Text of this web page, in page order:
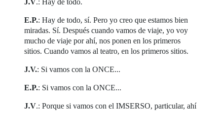
J.V.: Hay de todo.
E.P.: Hay de todo, sí. Pero yo creo que estamos bien
miradas. Sí. Después cuando vamos de viaje, yo voy
mucho de viaje por ahí, nos ponen en los primeros
sitios. Cuando vamos al teatro, en los primeros sitios.
J.V.: Si vamos con la ONCE...
E.P.: Si vamos con la ONCE...
J.V.: Porque si vamos con el IMSERSO, particular, ahí